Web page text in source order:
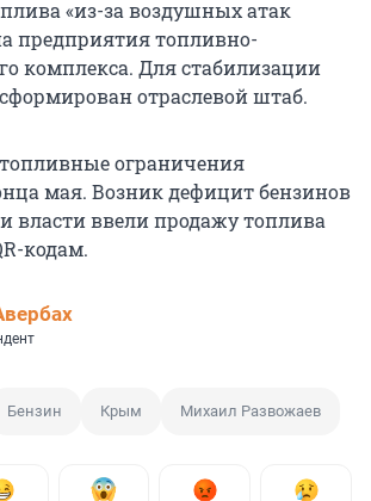
«из-за воздушных атак
предприятия топливно-
комплекса. Для стабилизации
отраслевой штаб.
ограничения
мая. Возник дефицит бензинов
власти ввели продажу топлива
кодам.
Бензин Крым Михаил Развожаев